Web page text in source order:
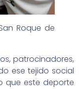
Roque de
patrocinadores,
ese tejido social
que este deporte